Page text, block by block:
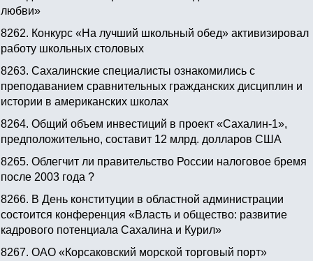
любви»
8262. Конкурс «На лучший школьный обед» активизировал
работу школьных столовых
8263. Сахалинские специалисты ознакомились с
преподаванием сравнительных гражданских дисциплин и
истории в американских школах
8264. Общий объем инвестиций в проект «Сахалин-1»,
предположительно, составит 12 млрд. долларов США
8265. Облегчит ли правительство России налоговое бремя
после 2003 года ?
8266. В День конституции в областной администрации
состоится конференция «Власть и общество: развитие
кадрового потенциала Сахалина и Курил»
8267. ОАО «Корсаковский морской торговый порт»